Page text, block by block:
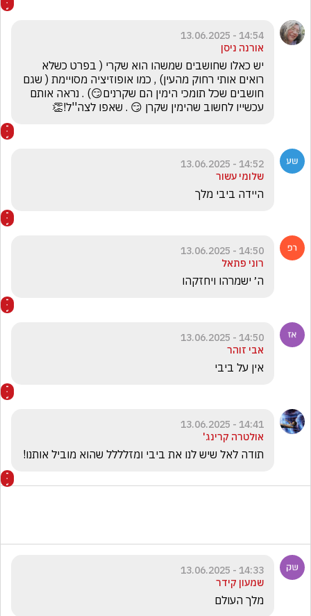
14:54 - 13.06.2025
אורנה ניסן
עכשייו לחשוב שהימין שקרן 😏 . שאפו לצה''ל!👏
14:52 - 13.06.2025
שלומי עשור
היידה ביבי מלך
14:50 - 13.06.2025
רוני פתאל
ה׳ ישמרהו ויחזקהו
14:50 - 13.06.2025
אבי זוהר
אין על ביבי
14:41 - 13.06.2025
אולטרה קרינג'
תודה לאל שיש לנו את ביבי ומזלללל שהוא מוביל אותנו!
14:33 - 13.06.2025
שמעון קידר
מלך העולם